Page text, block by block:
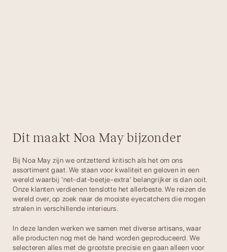
Dit maakt Noa May bijzonder
Bij Noa May zijn we ontzettend kritisch als het om ons
assortiment gaat. We staan voor kwaliteit en geloven in een
wereld waarbij ‘net-dat-beetje-extra’ belangrijker is dan ooit.
Onze klanten verdienen tenslotte het allerbeste. We reizen de
wereld over, op zoek naar de mooiste eyecatchers die mogen
stralen in verschillende interieurs.
In deze landen werken we samen met diverse artisans, waar
alle producten nog met de hand worden geproduceerd. We
selecteren alles met de grootste precisie en gaan alleen voor